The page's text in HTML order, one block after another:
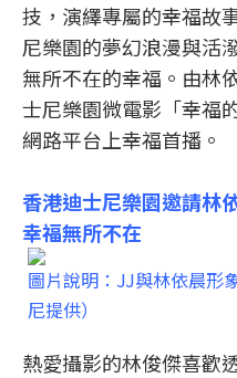
技，演繹專屬的幸福故
尼樂園的夢幻浪漫與活
無所不在的幸福。由林
士尼樂園微電影「幸福
網路平台上幸福首播。
香港迪士尼樂園邀請林
幸福無所不在
圖片說明：JJ與林依晨形
尼提供）
熱愛攝影的林俊傑喜歡